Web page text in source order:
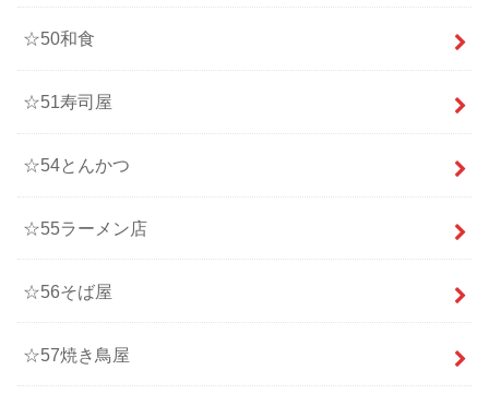
☆50和食
☆51寿司屋
☆54とんかつ
☆55ラーメン店
☆56そば屋
☆57焼き鳥屋